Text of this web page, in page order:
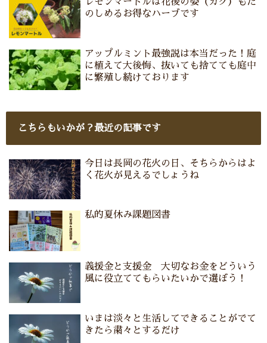
のしめるお得なハーブです
アップルミント最強説は本当だった！庭
に植えて大後悔、抜いても捨てても庭中
に繁殖し続けております
こちらもいかが？最近の記事です
今日は長岡の花火の日、そちらからはよ
く花火が見えるでしょうね
私的夏休み課題図書
義援金と支援金 大切なお金をどういう
風に役立ててもらいたいかで選ぼう！
いまは淡々と生活してできることがでて
きたら粛々とするだけ